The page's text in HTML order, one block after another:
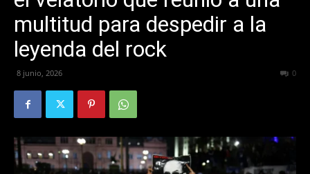
multitud para despedir a la
leyenda del rock
8 junio, 2026 0